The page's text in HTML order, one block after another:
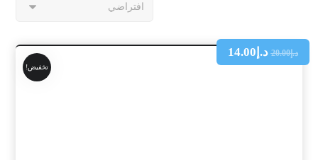
تخفيض!
د.إ20.00 د.إ 14.00